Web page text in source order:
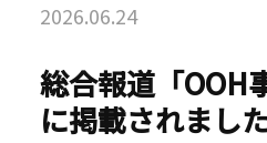
2026.06.24
総合報道「OOH
に掲載されまし